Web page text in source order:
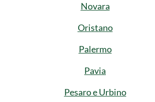
Novara
Oristano
Palermo
Pavia
Pesaro e Urbino